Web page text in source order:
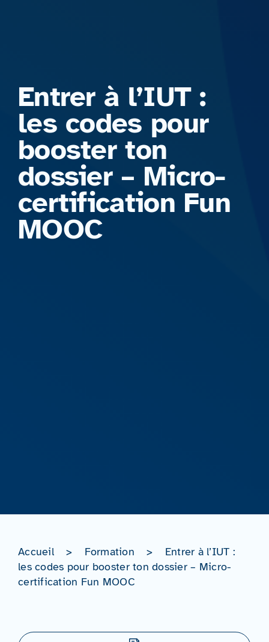
Entrer à l’IUT :
les codes pour
booster ton
dossier – Micro-
certification Fun
MOOC
Accueil > Formation >
Entrer à l’IUT :
les codes pour booster ton dossier – Micro-
certification Fun MOOC